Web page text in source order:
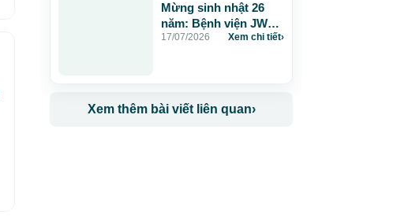
Mừng sinh nhật 26
năm: Bệnh viện JW
tặng 260 suất thẩm
17/07/2026 Xem chi tiết›
Xem thêm bài viết liên quan›